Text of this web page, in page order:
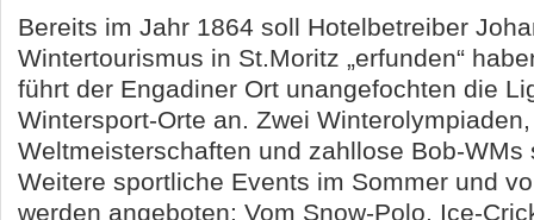
Bereits im Jahr 1864 soll Hotelbetreiber
Wintertourismus in St.Moritz „erfunden“
führt der Engadiner Ort unangefochten die
Wintersport-Orte an. Zwei
Weltmeisterschaften und zahllose Bob-WMs
Weitere sportliche Events im Sommer und
werden angeboten: Vom Snow-Polo, Ice-